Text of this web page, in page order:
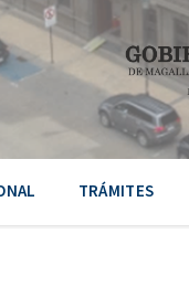
TRÁMITES